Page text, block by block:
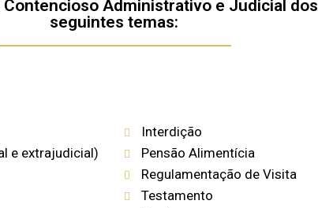
Contencioso Administrativo e Judicial dos
seguintes temas:
e extrajudicial)
Interdição
Pensão Alimentícia
Regulamentação de Visita
Testamento